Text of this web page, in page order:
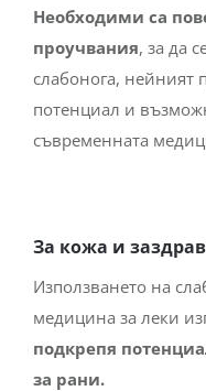
Необходими са
проучвания, за да
слабонога, нейният
потенциал и
съвременната
За кожа и
Използването на
медицина за леки
подкрепя
за рани.